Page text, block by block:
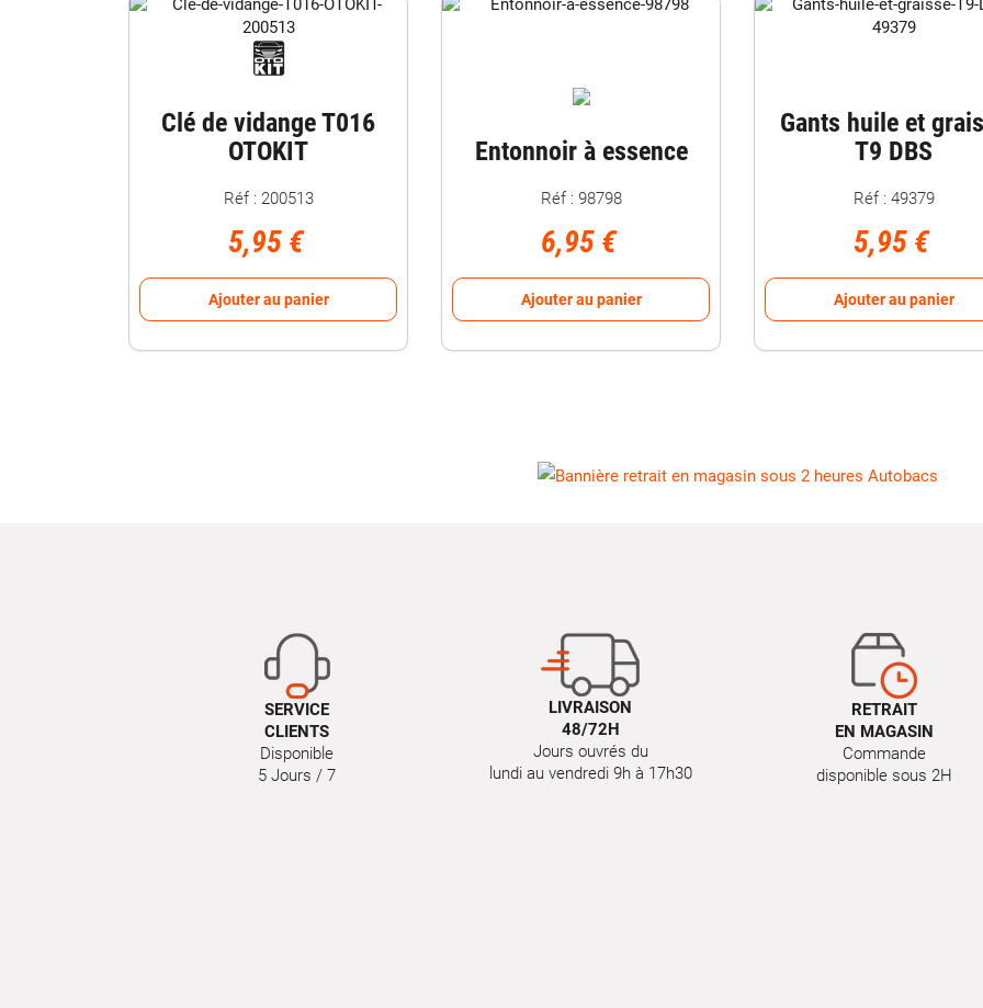
Clé de vidange T016
OTOKIT
Réf : 200513
5,95 €
Ajouter au panier
Entonnoir à essence
Réf : 98798
6,95 €
Ajouter au panier
Gants huile et
T9 DBS
Réf : 49379
5,95 €
Ajouter au panier
SERVICE
CLIENTS
Disponible
5 Jours / 7
LIVRAISON
48/72H
Jours ouvrés du
lundi au vendredi 9h à 17h30
RETRAIT
EN MAGASIN
Commande
disponible sous 2H